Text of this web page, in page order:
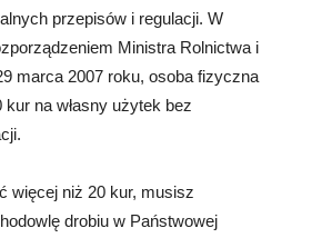
przepisów i regulacji. W
Ministra Rolnictwa i
marca 2007 roku, osoba fizyczna
na własny użytek bez
więcej niż 20 kur, musisz
drobiu w Państwowej